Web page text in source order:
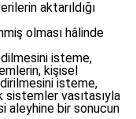
aktarıldığı
olması hâlinde
isteme,
kişisel
isteme,
sistemler vasıtasıyla
aleyhine bir sonucun